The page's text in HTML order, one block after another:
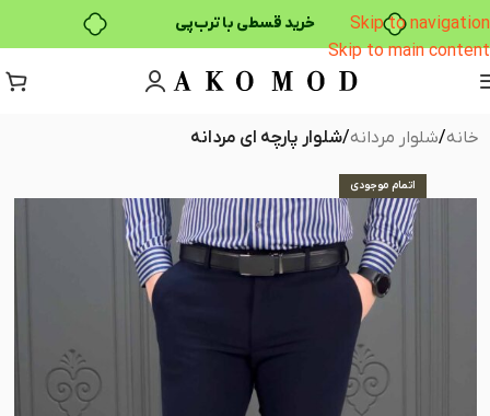
خرید قسطی با ترب‌پی
Skip to navigation
Skip to main content
خانه شلوار مردانه شلوار پارچه ای مردانه
اتمام موجودی